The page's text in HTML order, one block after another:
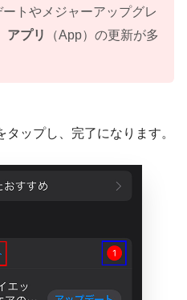
トやメジャーアップグレ
アプリ
（App）の更新が多
タップし、完了になります。